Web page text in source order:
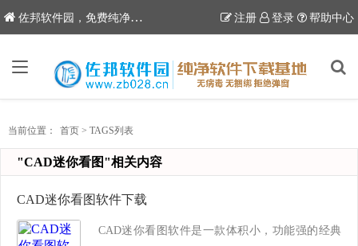
佐邦软件园，免费纯净软件下载站 注册 登录 帮助中心
当前位置： 首页 > TAGS列表
"CAD迷你看图"相关内容
CAD迷你看图软件下载
CAD迷你看图软件是一款体积小，功能强的经典